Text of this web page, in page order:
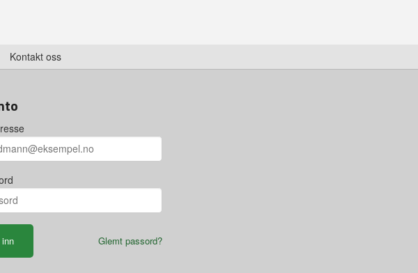
Kontakt oss
Glemt passord?